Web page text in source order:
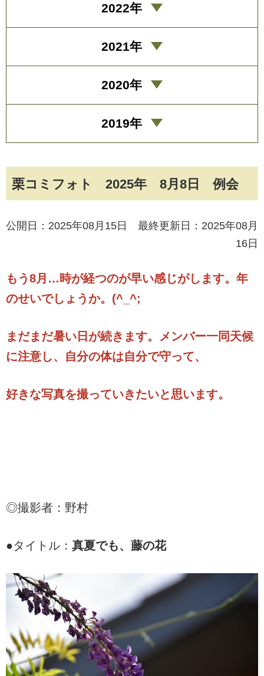
栗コミフォト 2025年 8月8日 例会
公開日：2025年08月15日 最終更新日：2025年08月
16日
もう8月…時が経つのが早い感じがします。年
のせいでしょうか。(^_^;
まだまだ暑い日が続きます。メンバー一同天候
に注意し、自分の体は自分で守って、
好きな写真を撮っていきたいと思います。
◎撮影者：野村
●タイトル： 真夏でも、藤の花
2022年
2021年
2020年
2019年